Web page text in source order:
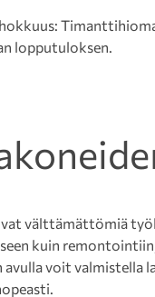
lopputuloksen.
välttämättömiä
kuin
avulla voit